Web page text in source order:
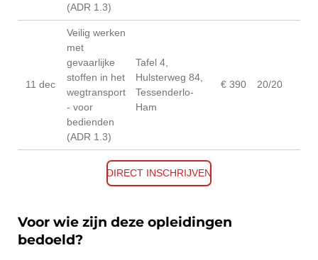
(ADR 1.3)
11 dec
Veilig werken
met
gevaarlijke
stoffen in het
wegtransport
- voor
bedienden
(ADR 1.3)
Tafel 4,
Hulsterweg 84,
Tessenderlo-
Ham
€ 390 20/20
DIRECT INSCHRIJVEN
Voor wie zijn deze opleidingen
bedoeld?